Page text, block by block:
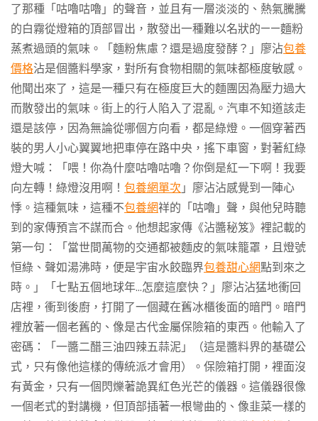
了那種「咕嚕咕嚕」的聲音，並且有一層淡淡的、熱氣騰騰
的白霧從燈箱的頂部冒出，散發出一種難以名狀的——麵粉
蒸煮過頭的氣味。「麵粉焦慮？還是過度發酵？」廖沾包養
價格沾是個醬料學家，對所有食物相關的氣味都極度敏感。
他聞出來了，這是一種只有在極度巨大的麵團因為壓力過大
而散發出的氣味。街上的行人陷入了混亂。汽車不知道該走
還是該停，因為無論從哪個方向看，都是綠燈。一個穿著西
裝的男人小心翼翼地把車停在路中央，搖下車窗，對著紅綠
燈大喊：「喂！你為什麼咕嚕咕嚕？你倒是紅一下啊！我要
向左轉！綠燈沒用啊！ 包養網單次」廖沾沾感覺到一陣心
悸。這種氣味，這種不包養網祥的「咕嚕」聲，與他兒時聽
到的家傳預言不謀而合。他想起家傳《沾醬秘笈》裡記載的
第一句：「當世間萬物的交通都被麵皮的氣味籠罩，且燈號
恒綠、聲如湯沸時，便是宇宙水餃臨界包養甜心網點到來之
時。」「七點五個地球年…怎麼這麼快？」廖沾沾猛地衝回
店裡，衝到後廚，打開了一個藏在舊冰櫃後面的暗門。暗門
裡放著一個老舊的、像是古代金屬保險箱的東西。他輸入了
密碼：「一醬二醋三油四辣五蒜泥」（這是醬料界的基礎公
式，只有像他這樣的傳統派才會用）。保險箱打開，裡面沒
有黃金，只有一個閃爍著詭異紅色光芒的儀器。這儀器很像
一個老式的對講機，但頂部插著一根彎曲的、像韭菜一樣的